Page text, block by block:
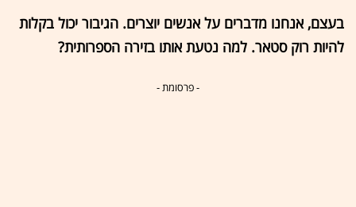
בעצם, אנחנו מדברים על אנשים יוצרים. הגיבור יכול בקלות
להיות רוק סטאר. למה נטעת אותו בזירה הספרותית?
- פרסומת -